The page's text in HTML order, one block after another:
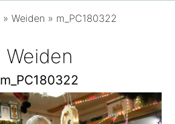
»Weiden » m_PC180322
Weiden
m_PC180322